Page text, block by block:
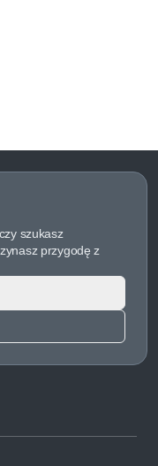
szukasz
przygodę z